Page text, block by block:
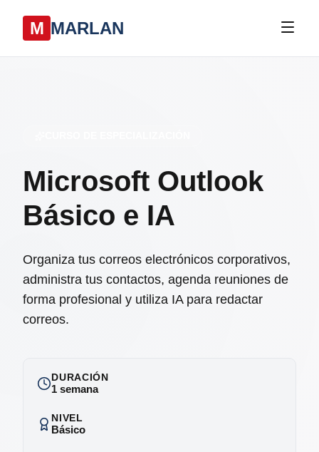
M MARLAN
Microsoft Outlook
Básico e IA
Organiza tus correos electrónicos corporativos,
administra tus contactos, agenda reuniones de
forma profesional y utiliza IA para redactar
correos.
DURACIÓN
1 semana
NIVEL
Básico